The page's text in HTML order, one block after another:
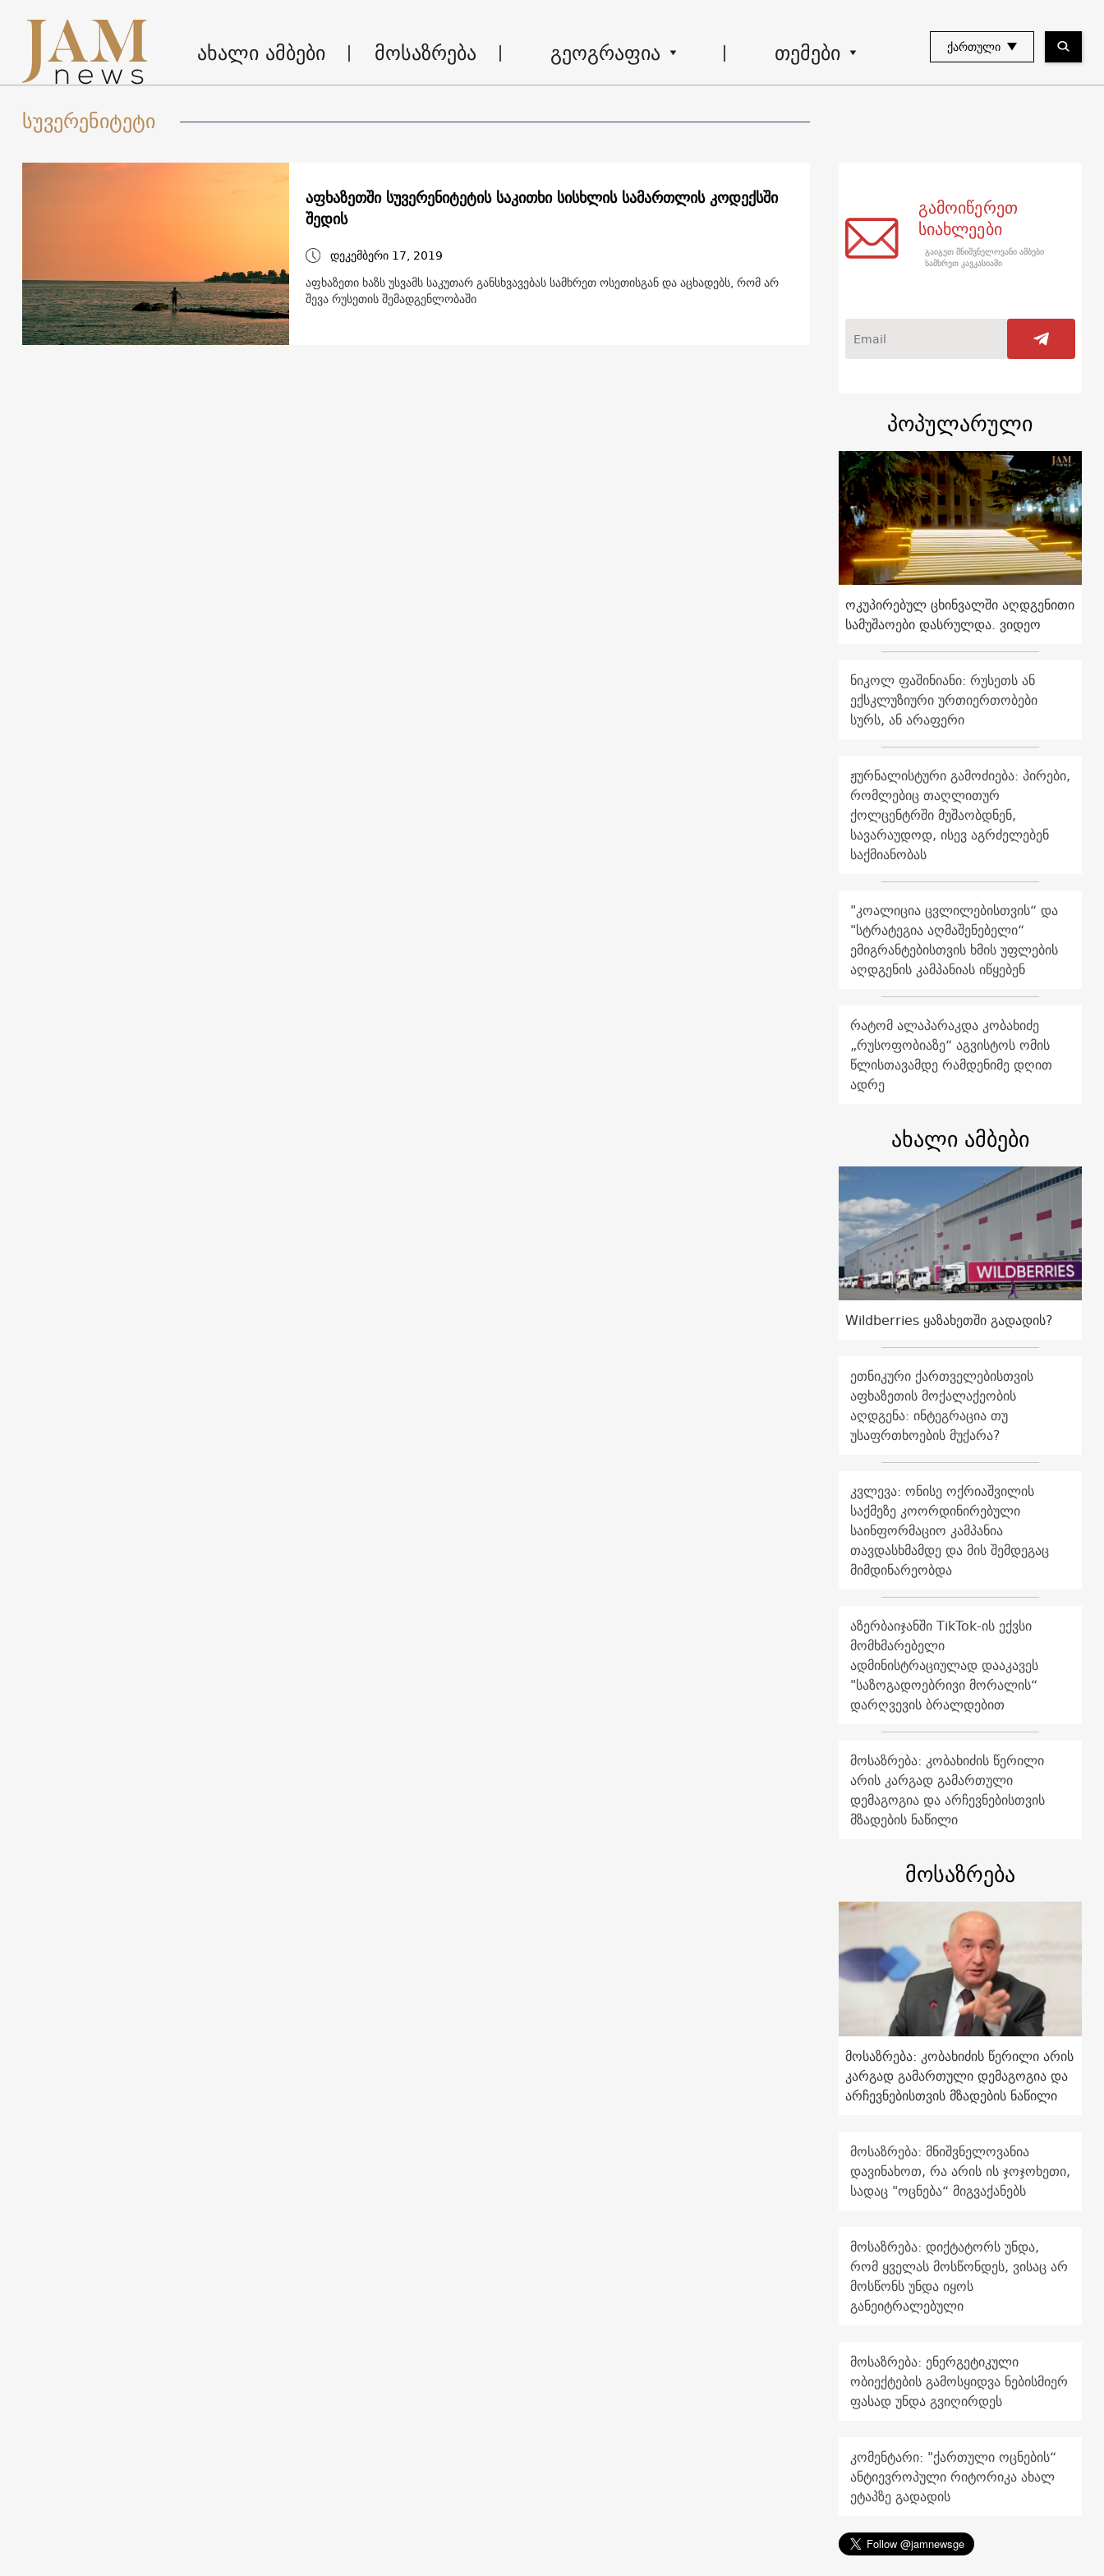
ახალი ამბები მოსაზრება გეოგრაფია თემები ᲥᲐᲠᲗᲣᲚᲘ
სუვერენიტეტი
აფხაზეთში სუვერენიტეტის საკითხი სისხლის სამართლის კოდექსში
შედის
დეკემბერი 17, 2019
აფხაზეთი ხაზს უსვამს საკუთარ განსხვავებას სამხრეთ ოსეთისგან და აცხადებს, რომ არ
შევა რუსეთის შემადგენლობაში
გამოიწერეთ
სიახლეები
გაიგეთ მნიშვნელოვანი ამბები
სამხრეთ კავკასიაში
პოპულარული
ოკუპირებულ ცხინვალში აღდგენითი
სამუშაოები დასრულდა. ვიდეო
ნიკოლ ფაშინიანი: რუსეთს ან
ექსკლუზიური ურთიერთობები
სურს, ან არაფერი
ჟურნალისტური გამოძიება: პირები,
რომლებიც თაღლითურ
ქოლცენტრში მუშაობდნენ,
სავარაუდოდ, ისევ აგრძელებენ
საქმიანობას
"კოალიცია ცვლილებისთვის“ და
"სტრატეგია აღმაშენებელი“
ემიგრანტებისთვის ხმის უფლების
აღდგენის კამპანიას იწყებენ
რატომ ალაპარაკდა კობახიძე
„რუსოფობიაზე“ აგვისტოს ომის
წლისთავამდე რამდენიმე დღით
ადრე
ახალი ამბები
Wildberries ყაზახეთში გადადის?
ეთნიკური ქართველებისთვის
აფხაზეთის მოქალაქეობის
აღდგენა: ინტეგრაცია თუ
უსაფრთხოების მუქარა?
კვლევა: ონისე ოქრიაშვილის
საქმეზე კოორდინირებული
საინფორმაციო კამპანია
თავდასხმამდე და მის შემდეგაც
მიმდინარეობდა
აზერბაიჯანში TikTok-ის ექვსი
მომხმარებელი
ადმინისტრაციულად დააკავეს
"საზოგადოებრივი მორალის“
დარღვევის ბრალდებით
მოსაზრება: კობახიძის წერილი
არის კარგად გამართული
დემაგოგია და არჩევნებისთვის
მზადების ნაწილი
მოსაზრება
მოსაზრება: კობახიძის წერილი არის
კარგად გამართული დემაგოგია და
არჩევნებისთვის მზადების ნაწილი
მოსაზრება: მნიშვნელოვანია
დავინახოთ, რა არის ის ჯოჯოხეთი,
სადაც "ოცნება“ მიგვაქანებს
მოსაზრება: დიქტატორს უნდა,
რომ ყველას მოსწონდეს, ვისაც არ
მოსწონს უნდა იყოს
განეიტრალებული
მოსაზრება: ენერგეტიკული
ობიექტების გამოსყიდვა ნებისმიერ
ფასად უნდა გვიღირდეს
კომენტარი: "ქართული ოცნების“
ანტიევროპული რიტორიკა ახალ
ეტაპზე გადადის